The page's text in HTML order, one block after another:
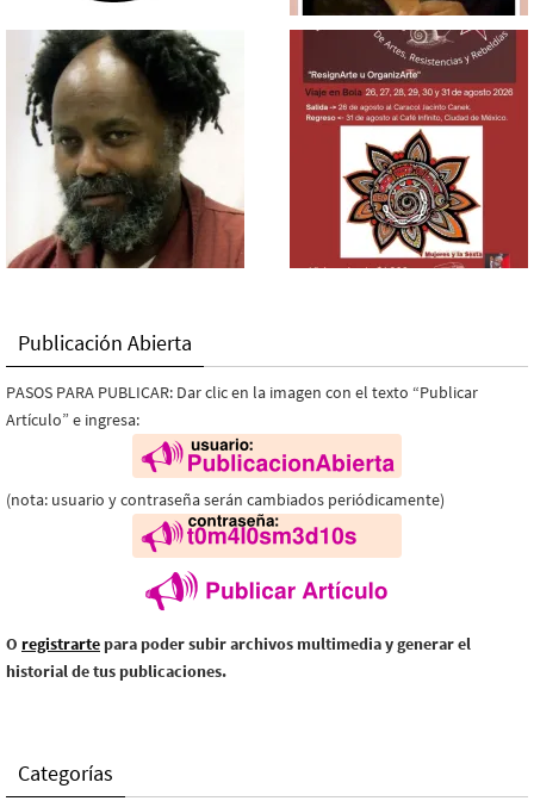
Publicación Abierta
PASOS PARA PUBLICAR: Dar clic en la imagen con el texto “Publicar
Artículo” e ingresa:
(nota: usuario y contraseña serán cambiados periódicamente)
O registrarte para poder subir archivos multimedia y generar el
historial de tus publicaciones.
Categorías